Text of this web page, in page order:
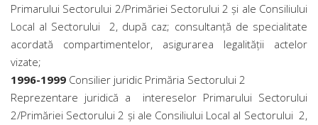
Primarului Sectorului 2/Primăriei Sectorului 2 şi ale Consiliului
Local al Sectorului 2, după caz; consultanţă de specialitate
acordată compartimentelor, asigurarea legalităţii actelor
vizate;
1996-1999 Consilier juridic Primăria Sectorului 2
Reprezentare juridică a intereselor Primarului Sectorului
2/Primăriei Sectorului 2 şi ale Consiliului Local al Sectorului 2,